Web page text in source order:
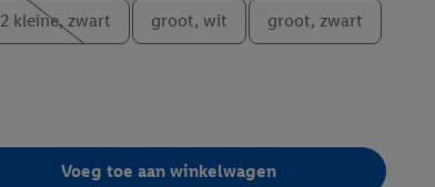
2 kleine, zwart groot, wit groot, zwart
Voeg toe aan winkelwagen